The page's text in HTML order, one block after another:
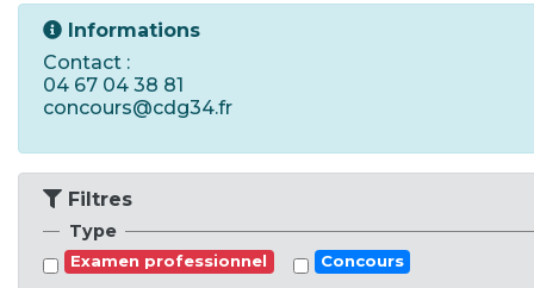
Informations
Contact :
04 67 04 38 81
concours@cdg34.fr
Filtres
Type
Examen professionnel Concours